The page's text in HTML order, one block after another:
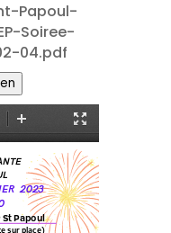
Papoul-
Soiree-
04.pdf